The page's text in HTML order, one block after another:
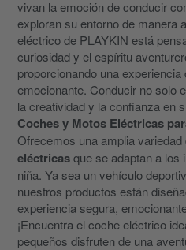
vivan la emoción de conducir
exploran su entorno de manera
eléctrico de PLAYKIN está
curiosidad y el espíritu
proporcionando una
emocionante. Conducir no solo
la creatividad y la confianza en
Coches y Motos Eléctricas
Ofrecemos una amplia
eléctricasque se adaptan a los
niña. Ya sea un vehículo
nuestros productos están
experiencia segura,
¡Encuentra el coche eléctrico
pequeños disfruten de una